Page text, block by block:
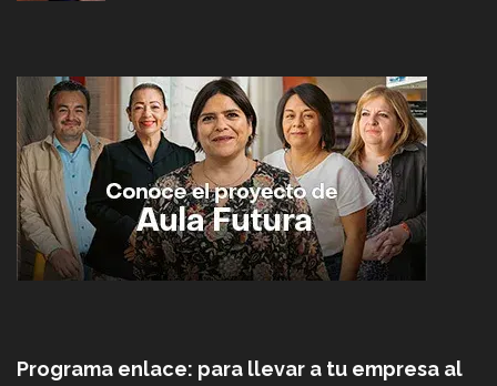
Programa enlace: para llevar a tu empresa al